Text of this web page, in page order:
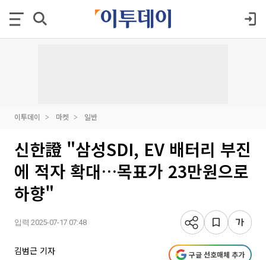
이투데이 마켓 일반
신한證 "삼성SDI, EV 배터리 부진
에 적자 확대…목표가 23만원으로
하향"
입력 2025-07-17 07:48
김범근 기자 구글 선호매체 추가